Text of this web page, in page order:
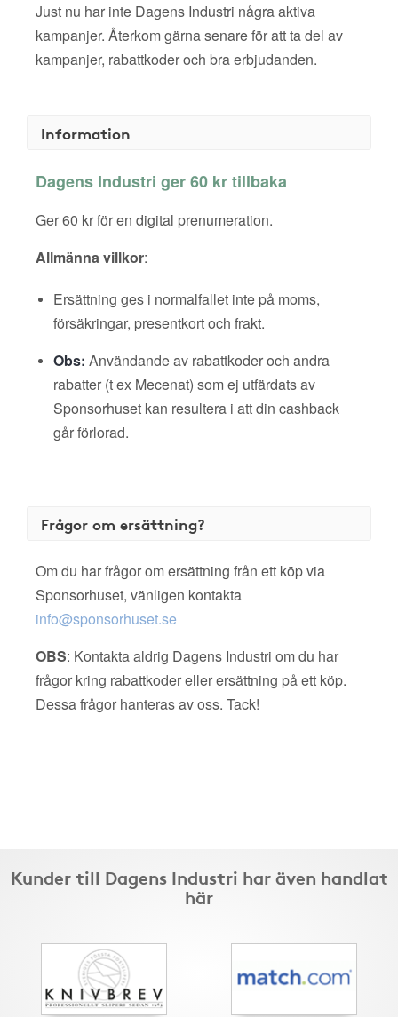
Just nu har inte Dagens Industri några aktiva
kampanjer. Återkom gärna senare för att ta del av
kampanjer, rabattkoder och bra erbjudanden.
Information
Dagens Industri ger 60 kr tillbaka
Ger 60 kr för en digital prenumeration.
Allmänna villkor:
Ersättning ges i normalfallet inte på moms,
försäkringar, presentkort och frakt.
Obs: Användande av rabattkoder och andra
rabatter (t ex Mecenat) som ej utfärdats av
Sponsorhuset kan resultera i att din cashback
går förlorad.
Frågor om ersättning?
Om du har frågor om ersättning från ett köp via
Sponsorhuset, vänligen kontakta
info@sponsorhuset.se
OBS: Kontakta aldrig Dagens Industri om du har
frågor kring rabattkoder eller ersättning på ett köp.
Dessa frågor hanteras av oss. Tack!
Kunder till Dagens Industri har även handlat
här